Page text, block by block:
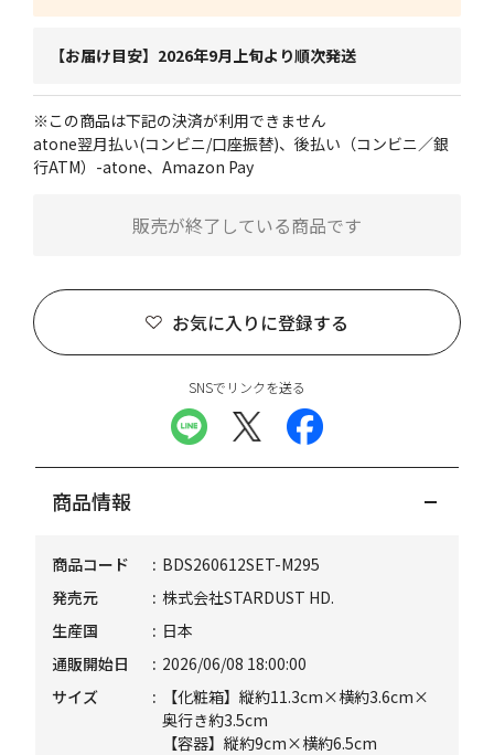
【お届け目安】2026年9月上旬より順次発送
※この商品は下記の決済が利用できません
atone翌月払い(コンビニ/口座振替)、後払い（コンビニ／銀
行ATM）-atone、Amazon Pay
お気に入りに登録する
販売が終了している商品です
SNSでリンクを送る
商品情報
商品コード
BDS260612SET-M295
発売元
株式会社STARDUST HD.
生産国
日本
通販開始日
2026/06/08 18:00:00
サイズ
【化粧箱】縦約11.3cm×横約3.6cm×
奥行き約3.5cm
【容器】縦約9cm×横約6.5cm